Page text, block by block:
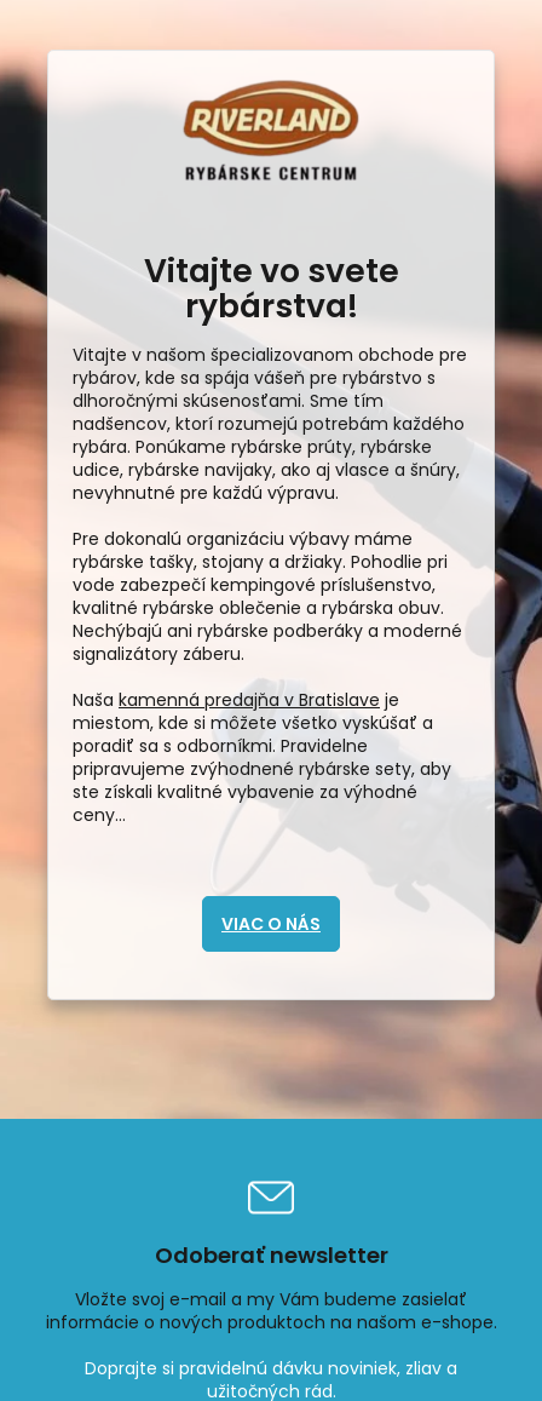
Vitajte vo svete
rybárstva!
Vitajte v našom špecializovanom obchode pre
rybárov, kde sa spája vášeň pre rybárstvo s
dlhoročnými skúsenosťami. Sme tím
nadšencov, ktorí rozumejú potrebám každého
rybára. Ponúkame rybárske prúty, rybárske
udice, rybárske navijaky, ako aj vlasce a šnúry,
nevyhnutné pre každú výpravu.
Pre dokonalú organizáciu výbavy máme
rybárske tašky, stojany a držiaky. Pohodlie pri
vode zabezpečí kempingové príslušenstvo,
kvalitné rybárske oblečenie a rybárska obuv.
Nechýbajú ani rybárske podberáky a moderné
signalizátory záberu.
Naša kamenná predajňa v Bratislave je
miestom, kde si môžete všetko vyskúšať a
poradiť sa s odborníkmi. Pravidelne
pripravujeme zvýhodnené rybárske sety, aby
ste získali kvalitné vybavenie za výhodné
ceny...
VIAC O NÁS
Odoberať newsletter
Vložte svoj e-mail a my Vám budeme zasielať
informácie o nových produktoch na našom e-shope.